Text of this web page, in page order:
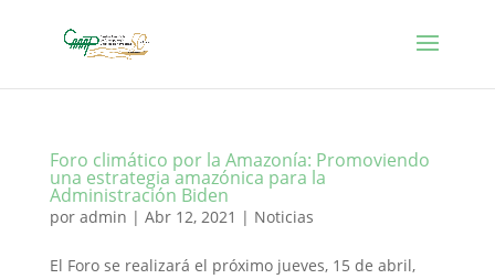
Foro climático por la Amazonía: Promoviendo
una estrategia amazónica para la
Administración Biden
por admin | Abr 12, 2021 | Noticias
El Foro se realizará el próximo jueves, 15 de abril,